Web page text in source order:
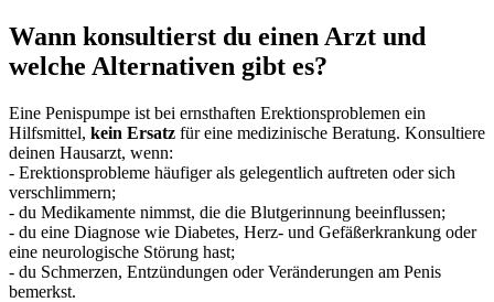
Wann konsultierst du einen Arzt und
welche Alternativen gibt es?
Eine Penispumpe ist bei ernsthaften Erektionsproblemen ein
Hilfsmittel, kein Ersatz für eine medizinische Beratung. Konsultiere
deinen Hausarzt, wenn:
- Erektionsprobleme häufiger als gelegentlich auftreten oder sich
verschlimmern;
- du Medikamente nimmst, die die Blutgerinnung beeinflussen;
- du eine Diagnose wie Diabetes, Herz- und Gefäßerkrankung oder
eine neurologische Störung hast;
- du Schmerzen, Entzündungen oder Veränderungen am Penis
bemerkst.